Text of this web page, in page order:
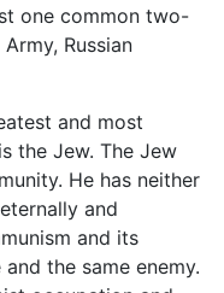
one common two-
Russian
and most
the Jew. The Jew
He has neither
and
and its
the same enemy.